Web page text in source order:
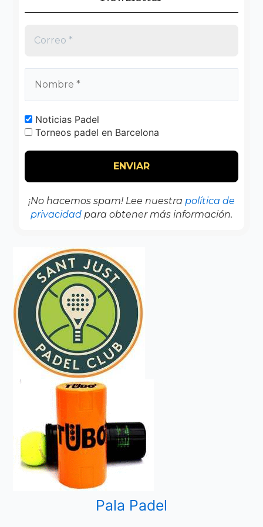
Noticias Padel
Torneos padel en Barcelona
¡No hacemos spam! Lee nuestra política de
privacidad para obtener más información.
Pala Padel